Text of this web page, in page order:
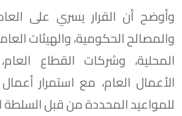
وأوضح أن القرار يسري على
والمصالح الحكومية، والهيئات
المحلية، وشركات القطاع
الأعمال العام، مع استمرار
للمواعيد المحددة من قبل